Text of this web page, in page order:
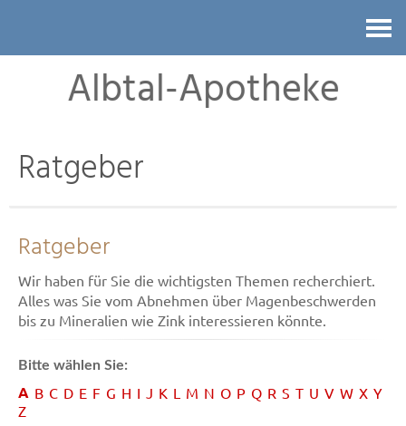
Albtal-Apotheke
Ratgeber
Ratgeber
Wir haben für Sie die wichtigsten Themen recherchiert.
Alles was Sie vom Abnehmen über Magenbeschwerden
bis zu Mineralien wie Zink interessieren könnte.
Bitte wählen Sie:
A B C D E F G H I J K L M N O P Q R S T U V W X Y
Z